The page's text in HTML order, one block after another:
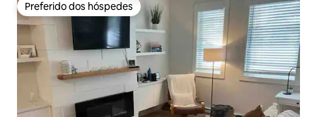
Preferido dos hóspedes
Preferido dos hóspedes